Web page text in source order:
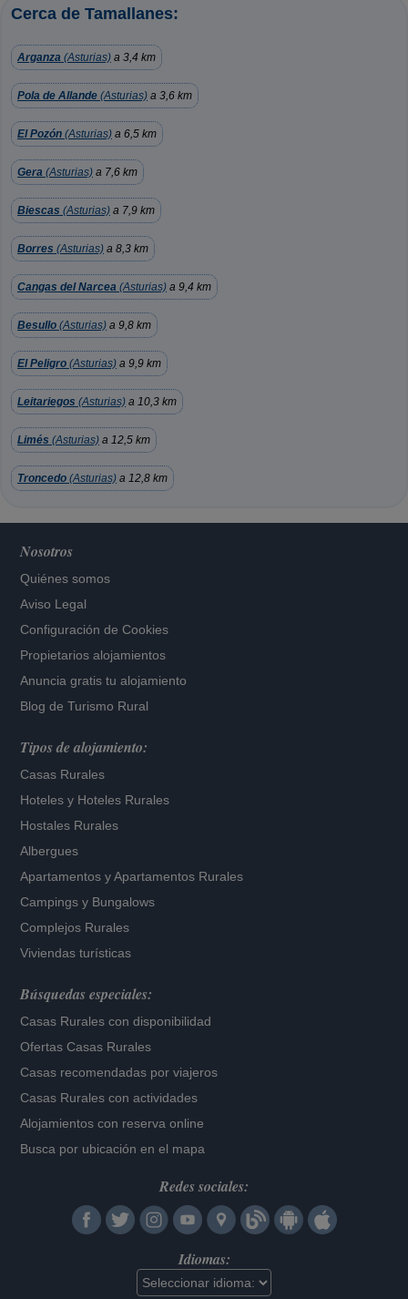
Cerca de Tamallanes:
Arganza (Asturias) a 3,4 km
Pola de Allande (Asturias) a 3,6 km
El Pozón (Asturias) a 6,5 km
Gera (Asturias) a 7,6 km
Biescas (Asturias) a 7,9 km
Borres (Asturias) a 8,3 km
Cangas del Narcea (Asturias) a 9,4 km
Besullo (Asturias) a 9,8 km
El Peligro (Asturias) a 9,9 km
Leitariegos (Asturias) a 10,3 km
Limés (Asturias) a 12,5 km
Troncedo (Asturias) a 12,8 km
Nosotros
Quiénes somos
Aviso Legal
Configuración de Cookies
Propietarios alojamientos
Anuncia gratis tu alojamiento
Blog de Turismo Rural
Tipos de alojamiento:
Casas Rurales
Hoteles y Hoteles Rurales
Hostales Rurales
Albergues
Apartamentos yApartamentos Rurales
Campings y Bungalows
Complejos Rurales
Viviendas turísticas
Búsquedas especiales:
Casas Rurales con disponibilidad
Ofertas Casas Rurales
Casas recomendadas por viajeros
Casas Rurales con actividades
Alojamientos con reserva online
Busca por ubicación en el mapa
Redes sociales:
Idiomas: